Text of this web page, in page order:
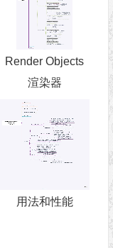
Render Objects
渲染器
用法和性能